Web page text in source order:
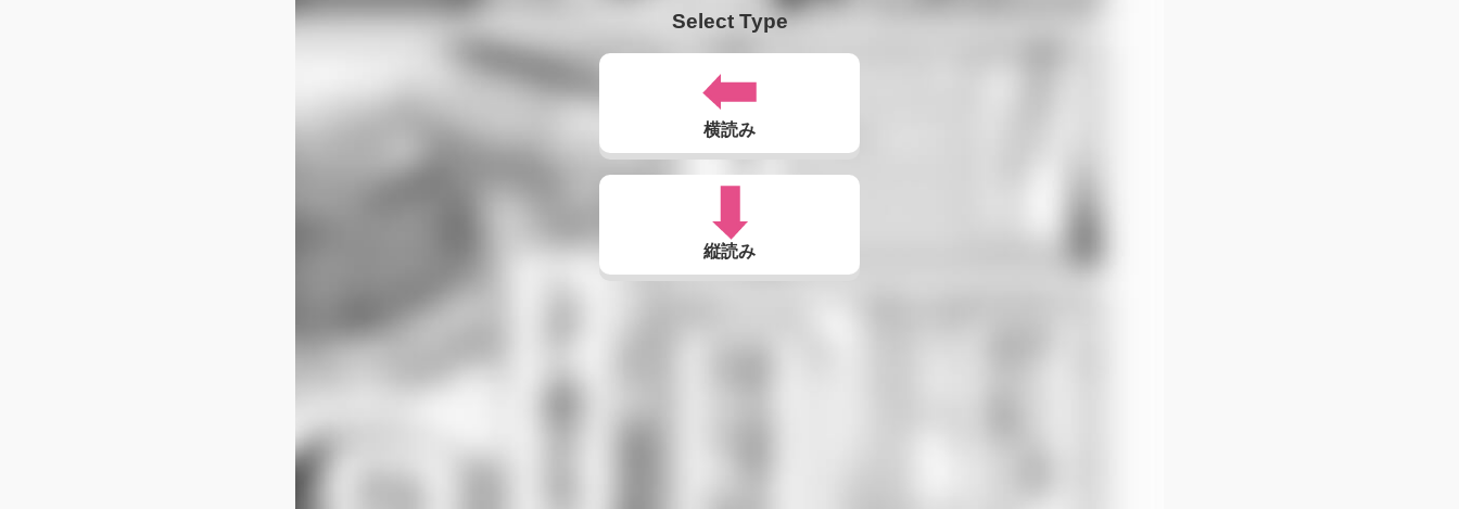
Select Type
横読み
縦読み